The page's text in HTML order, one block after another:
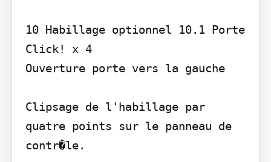
10 Habillage optionnel 10.1 Porte
Click! x 4
Ouverture porte vers la gauche
Clipsage de l'habillage par
quatre points sur le panneau de
contr�le.